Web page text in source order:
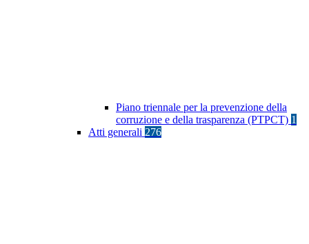
Piano triennale per la prevenzione della
corruzione e della trasparenza (PTPCT) 1
Atti generali 276